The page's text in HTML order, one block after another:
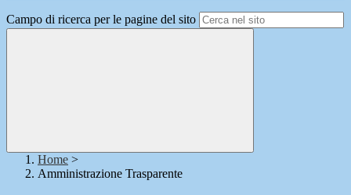
Campo di ricerca per le pagine del sito
Home >
Amministrazione Trasparente